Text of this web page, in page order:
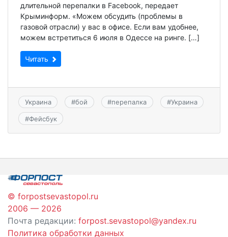
длительной перепалки в Facebook, передает
Крыминформ. «Можем обсудить (проблемы в
газовой отрасли) у вас в офисе. Если вам удобнее,
можем встретиться 6 июля в Одессе на ринге. […]
Читать
Украина #бой #перепалка #Украина
#Фейсбук
© forpostsevastopol.ru
2006 — 2026
Почта редакции: forpost.sevastopol@yandex.ru
Политика обработки данных